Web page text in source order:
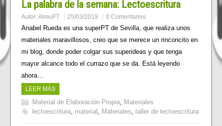
La palabra de la semana: Lectoescritura
Autor:AlmuPT 25/03/2019 0 Comentarios
Anabel Rueda es una superPT de Sevilla, que realiza unos
materiales maravillosos, creo que se merece un rinconcito en
mi blog, donde poder colgar sus superideas y que tenga
mayor alcance todo el currazo que se da. Está leyendo
ahora…
LEER MÁS
Material de Elaboración Propia, Materiales
lectoescritura, material , Materiales, taller de lectoescritura